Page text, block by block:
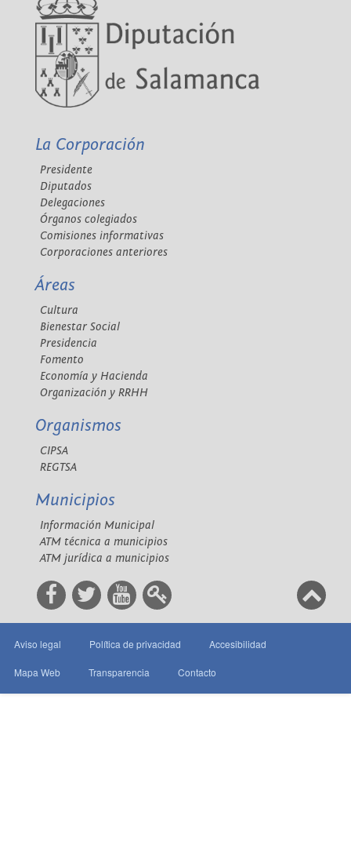
La Corporación
Presidente
Diputados
Delegaciones
Órganos colegiados
Comisiones informativas
Corporaciones anteriores
Áreas
Cultura
Bienestar Social
Presidencia
Fomento
Economía y Hacienda
Organización y RRHH
Organismos
CIPSA
REGTSA
Municipios
Información Municipal
ATM técnica a municipios
ATM jurídica a municipios
Aviso legal Política de privacidad Accesibilidad
Mapa Web Transparencia Contacto